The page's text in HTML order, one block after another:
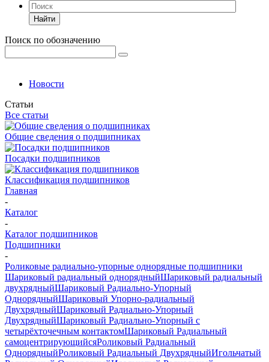
Найти
Поиск по обозначению
Новости
Статьи
Все статьи
Общие сведения о подшипниках
Посадки подшипников
Классификация подшипников
Главная
-
Каталог
-
Каталог подшипников
Подшипники
-
Роликовые радиально-упорные однорядные подшипники
Шариковый радиальный однорядныйШариковый радиальный
двухрядныйШариковый Радиально-Упорный
ОднорядныйШариковый Упорно-радиальный
ДвухрядныйШариковый Радиально-Упорный
ДвухрядныйШариковый Радиально-Упорный с
четырёхточечным контактомШариковый Радиальный
самоцентрирующийсяРоликовый Радиальный
ОднорядныйРоликовый Радиальный ДвухрядныйИгольчатый